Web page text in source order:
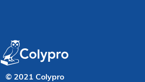
© 2021 Colypro